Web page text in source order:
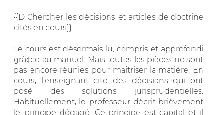
{{D Chercher les décisions et articles de doctrine
cités en cours}}
Le cours est désormais lu, compris et approfondi
grà¢ce au manuel. Mais toutes les pièces ne sont
pas encore réunies pour maîtriser la matière. En
cours, l'enseignant cite des décisions qui ont
posé des solutions jurisprudentielles.
Habituellement, le professeur décrit brièvement
le principe dégagé. Ce principe est capital et il